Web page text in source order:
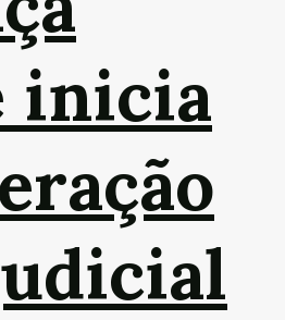
inicia